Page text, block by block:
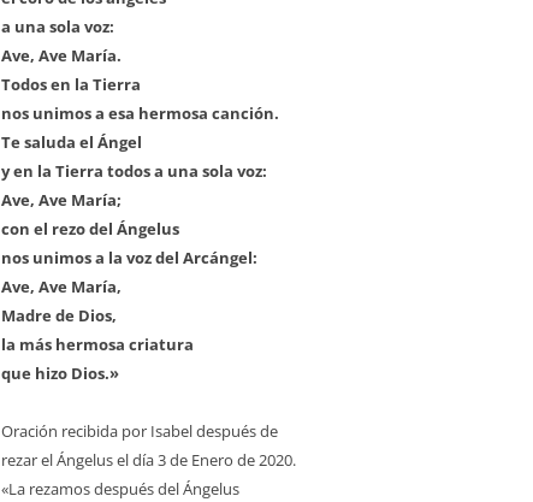
a una sola voz:
Ave, Ave María.
Todos en la Tierra
nos unimos a esa hermosa canción.
Te saluda el Ángel
y en la Tierra todos a una sola voz:
Ave, Ave María;
con el rezo del Ángelus
nos unimos a la voz del Arcángel:
Ave, Ave María,
Madre de Dios,
la más hermosa criatura
que hizo Dios.»
Oración recibida por Isabel después de
rezar el Ángelus el día 3 de Enero de 2020.
«La rezamos después del Ángelus